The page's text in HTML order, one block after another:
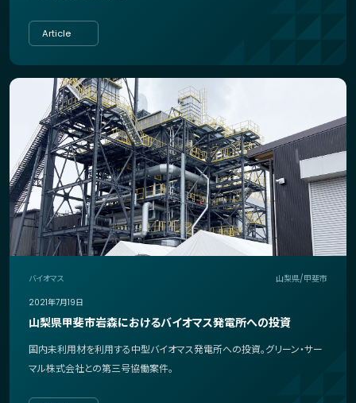
Article
バイオマス
山梨県/甲斐市
2021年7月19日
山梨県甲斐市岩森におけるバイオマス発電所への投資
国内未利用材を利用する中型バイオマス発電所への投資。グリーン・サー
マル株式会社との第三号協働案件。